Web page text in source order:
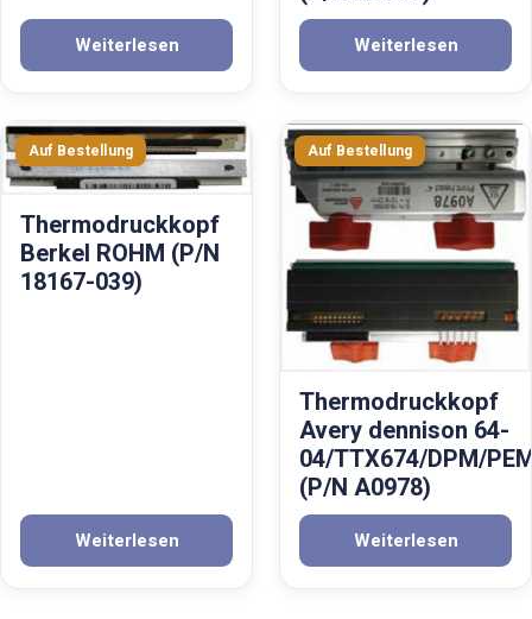
Weiterlesen Weiterlesen
Thermodruckkopf
Berkel ROHM (P/N
18167-039)
Weiterlesen
Thermodruckkopf
Avery dennison 64-
04/TTX674/DPM/
(P/N A0978)
Weiterlesen